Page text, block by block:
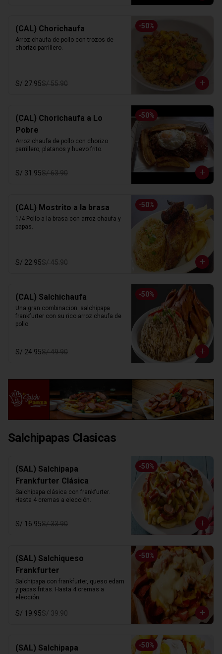
-50%
(CAL) Chorichaufa
Arroz chaufa de pollo con trozos de
chorizo parrillero.
S/ 27.95S/ 55.90
-50%
(CAL) Chorichaufa a Lo
Pobre
Arroz chaufa de pollo con chorizo
parrillero, platanos y huevo frito.
S/ 31.95S/ 63.90
-50%
(CAL) Mostrito a la brasa
1/4 Pollo a la brasa con arroz chaufa y
papas.
S/ 22.95S/ 45.90
-50%
(CAL) Salchichaufa
Una gran combinacion: salchipapa
frankfurter con su rico arroz chaufa de
pollo.
S/ 24.95S/ 49.90
Salchipapas Clasicas
-50%
(SAL) Salchipapa
Frankfurter Clásica
Salchipapa clásica con frankfurter.
Hasta 4 cremas a elección.
S/ 16.95S/ 33.90
-50%
(SAL) Salchiqueso
Frankfurter
Salchipapa con frankfurter, queso edam
y papas fritas. Hasta 4 cremas a
elección.
S/ 19.95S/ 39.90
-50%
(SAL) Salchipapa